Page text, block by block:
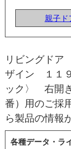
親子ド
リビングド
ザイン １１
ック〉 右開
番）用のご採
ら製品の情報
各種データ・ラ